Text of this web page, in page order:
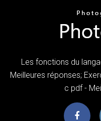
Les fonctions du
Meilleures réponses;
c pdf -